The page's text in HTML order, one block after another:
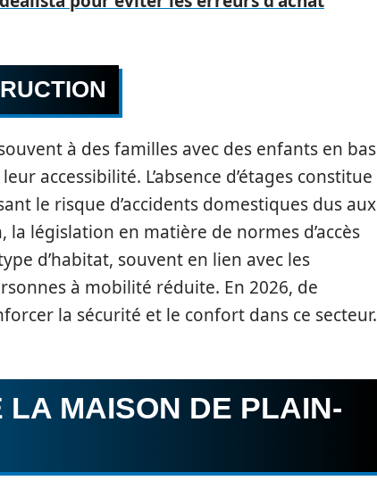
à des familles avec des enfants en bas
accessibilité. L’absence d’étages constitue
le risque d’accidents domestiques dus aux
législation en matière de normes d’accès
d’habitat, souvent en lien avec les
à mobilité réduite. En 2026, de
la sécurité et le confort dans ce secteur.
LA MAISON DE PLAIN-